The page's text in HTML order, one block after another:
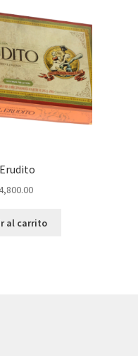
al carrito